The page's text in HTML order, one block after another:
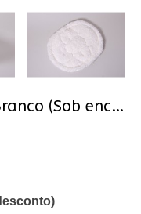
Posicionador para Props Branco (Sob encomenda)